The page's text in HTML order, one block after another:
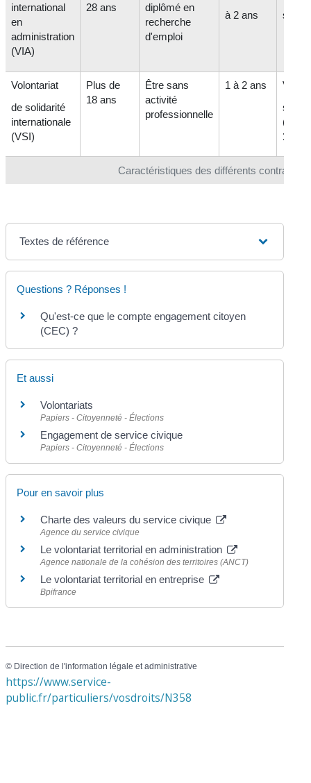
Caractéristiques des différents contrats
international
en
administration
(VIA)
28 ans
diplômé en
recherche
d'emploi
à 2 ans
selon
Volontariat
de solidarité
internationale
(VSI)
Plus de
18 ans
Être sans
activité
professionnelle
1 à 2 ans
selon
100 €
Textes de référence
Questions ? Réponses !
Qu'est-ce que le compte engagement citoyen
(CEC) ?
Et aussi
Volontariats
Papiers - Citoyenneté - Élections
Engagement de service civique
Papiers - Citoyenneté - Élections
Pour en savoir plus
Charte des valeurs du service civique
Agence du service civique
Le volontariat territorial en administration
Agence nationale de la cohésion des territoires (ANCT)
Le volontariat territorial en entreprise
Bpifrance
© Direction de l'information légale et administrative
https://www.service-
public.fr/particuliers/vosdroits/N358